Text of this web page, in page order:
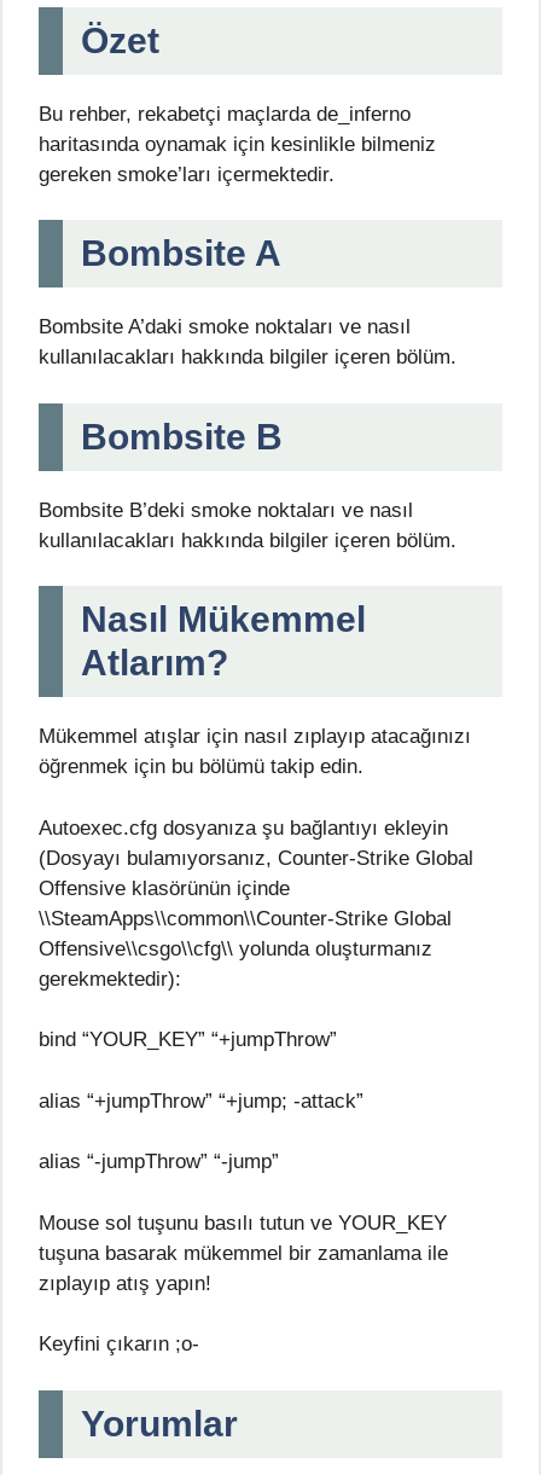
Özet
Bu rehber, rekabetçi maçlarda de_inferno
haritasında oynamak için kesinlikle bilmeniz
gereken smoke’ları içermektedir.
Bombsite A
Bombsite A’daki smoke noktaları ve nasıl
kullanılacakları hakkında bilgiler içeren bölüm.
Bombsite B
Bombsite B’deki smoke noktaları ve nasıl
kullanılacakları hakkında bilgiler içeren bölüm.
Nasıl Mükemmel
Atlarım?
Mükemmel atışlar için nasıl zıplayıp atacağınızı
öğrenmek için bu bölümü takip edin.
Autoexec.cfg dosyanıza şu bağlantıyı ekleyin
(Dosyayı bulamıyorsanız, Counter-Strike Global
Offensive klasörünün içinde
\\SteamApps\\common\\Counter-Strike Global
Offensive\\csgo\\cfg\\ yolunda oluşturmanız
gerekmektedir):
bind “YOUR_KEY” “+jumpThrow”
alias “+jumpThrow” “+jump; -attack”
alias “-jumpThrow” “-jump”
Mouse sol tuşunu basılı tutun ve YOUR_KEY
tuşuna basarak mükemmel bir zamanlama ile
zıplayıp atış yapın!
Keyfini çıkarın ;o-
Yorumlar